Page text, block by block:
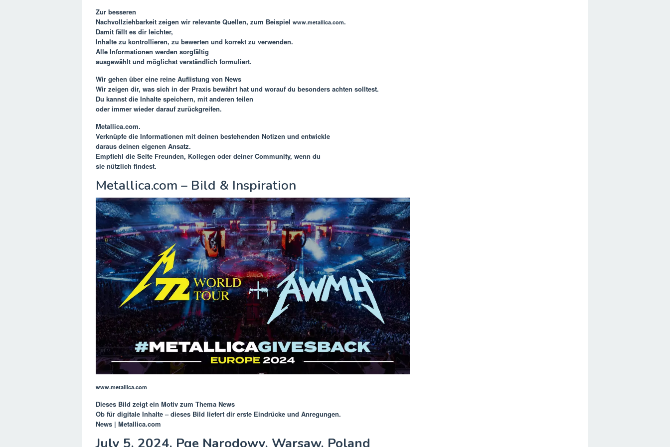
Zur besseren
Nachvollziehbarkeit zeigen wir relevante Quellen, zum Beispiel www.metallica.com.
Damit fällt es dir leichter,
Inhalte zu kontrollieren, zu bewerten und korrekt zu verwenden.
Alle Informationen werden sorgfältig
ausgewählt und möglichst verständlich formuliert.
Wir gehen über eine reine Auflistung von News
Wir zeigen dir, was sich in der Praxis bewährt hat und worauf du besonders achten solltest.
Du kannst die Inhalte speichern, mit anderen teilen
oder immer wieder darauf zurückgreifen.
Metallica.com.
Verknüpfe die Informationen mit deinen bestehenden Notizen und entwickle
daraus deinen eigenen Ansatz.
Empfiehl die Seite Freunden, Kollegen oder deiner Community, wenn du
sie nützlich findest.
Metallica.com – Bild & Inspiration
www.metallica.com
Dieses Bild zeigt ein Motiv zum Thema News
Ob für digitale Inhalte – dieses Bild liefert dir erste Eindrücke und Anregungen.
News | Metallica.com
July 5, 2024, Pge Narodowy, Warsaw, Poland